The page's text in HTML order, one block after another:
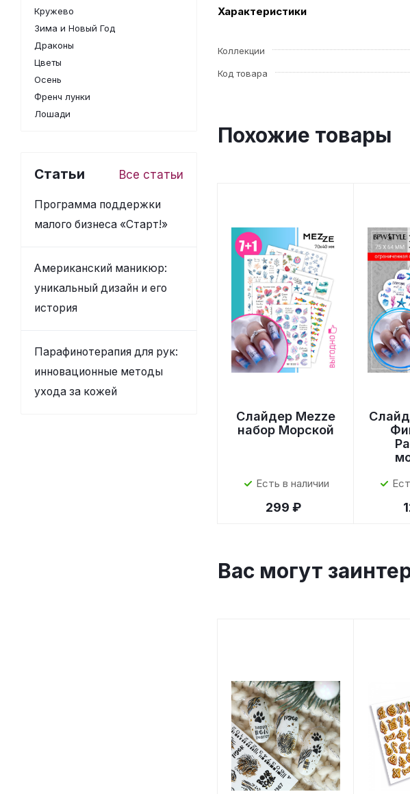
Характеристики
Коллекции
Код товара
Похожие товары
Слайдер Mezze
набор Морской
Есть в наличии
299 ₽
Вас могут
Кружево
Зима и Новый Год
Драконы
Цветы
Осень
Френч лунки
Лошади
Статьи Все статьи
Программа поддержки
малого бизнеса «Старт!»
Американский маникюр:
уникальный дизайн и его
история
Парафинотерапия для рук:
инновационные методы
ухода за кожей